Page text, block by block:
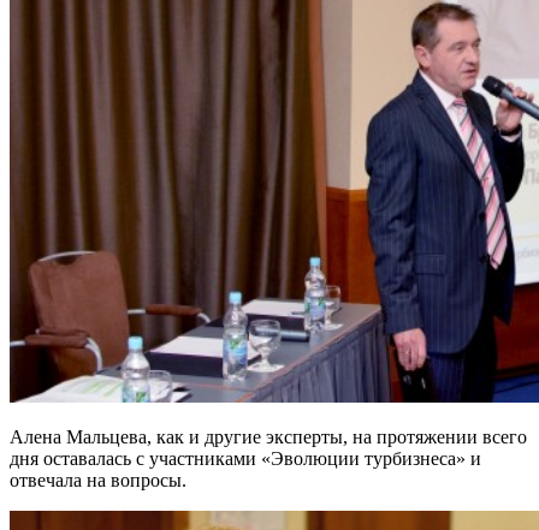
Алена Мальцева, как и другие эксперты, на протяжении всего
дня оставалась с участниками «Эволюции турбизнеса» и
отвечала на вопросы.